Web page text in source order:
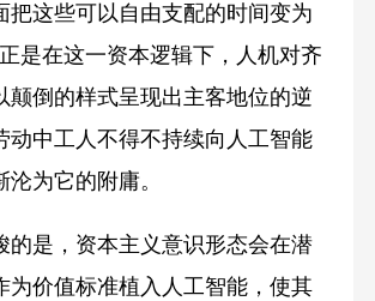
把这些可以自由支配的时间变为
是在这一资本逻辑下，人机对齐
颠倒的样式呈现出主客地位的逆
动中工人不得不持续向人工智能
为它的附庸。
是，资本主义意识形态会在潜
为价值标准植入人工智能，使其